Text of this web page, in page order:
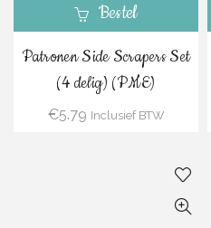
Bestel
Patronen Side Scrapers Set
(4 delig) (PME)
€5.79 Inclusief BTW